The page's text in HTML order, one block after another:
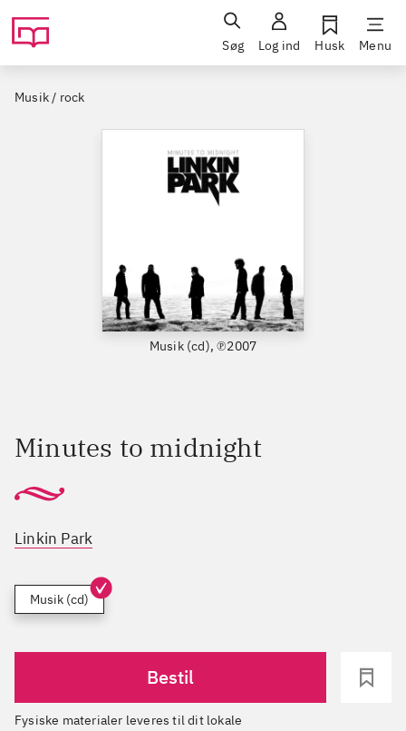
Søg Log ind Husk Menu
Musik / rock
Musik (cd), ℗2007
Minutes to midnight
Linkin Park
Musik (cd)
Bestil
Fysiske materialer leveres til dit lokale